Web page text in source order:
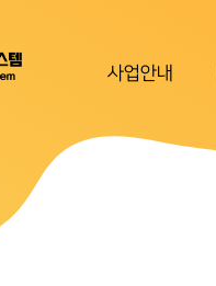
사업안내